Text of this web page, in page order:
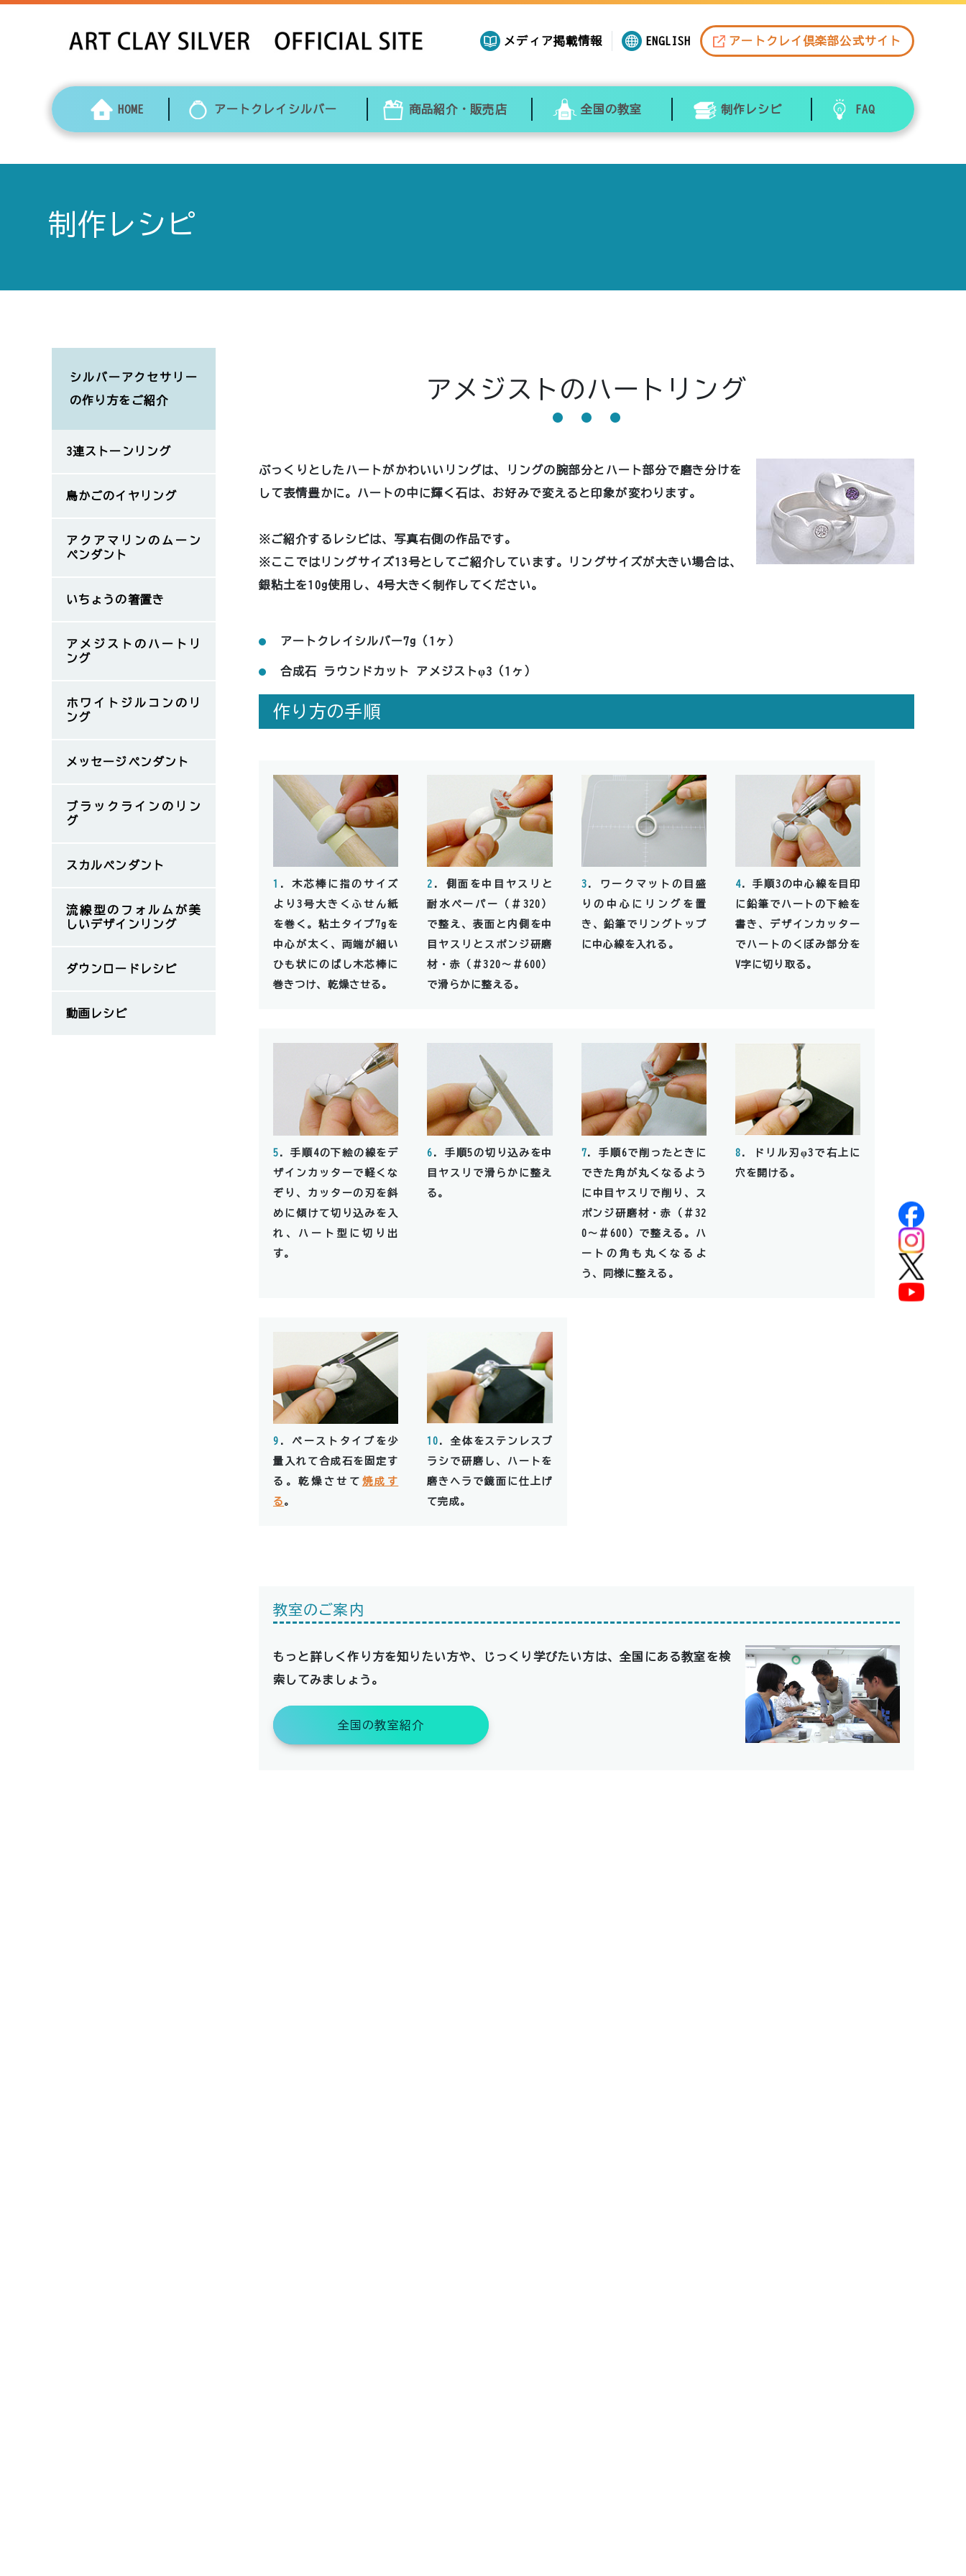
メディア掲載情報 ENGLISH アートクレイ倶楽部公式サイト
HOME アートクレイシルバー 商品紹介・販売店 全国の教室 制作レシピ FAQ
制作レシピ
アメジストのハートリング
ぷっくりとしたハートがかわいいリングは、リングの腕部分とハート部分で磨き分けを
して表情豊かに。ハートの中に輝く石は、お好みで変えると印象が変わります。
※ご紹介するレシピは、写真右側の作品です。
※ここではリングサイズ13号としてご紹介しています。リングサイズが大きい場合は、
銀粘土を10g使用し、4号大きく制作してください。
アートクレイシルバー7g（1ヶ）
合成石 ラウンドカット アメジストφ3（1ヶ）
作り方の手順
1 ．木芯棒に指のサイズ
より3号大きくふせん紙
を巻く。粘土タイプ7gを
中心が太く、両端が細い
ひも状にのばし木芯棒に
巻きつけ、乾燥させる。
2 ．側面を中目ヤスリと
耐水ペーパー（＃320）
で整え、表面と内側を中
目ヤスリとスポンジ研磨
材・赤（＃320～＃600）
で滑らかに整える。
3 ．ワークマットの目盛
りの中心にリングを置
き、鉛筆でリングトップ
に中心線を入れる。
4．手順3の中心線を目印
に鉛筆でハートの下絵を
書き、デザインカッター
でハートのくぼみ部分を
V字に切り取る。
5 ．手順4の下絵の線をデ
ザインカッターで軽くな
ぞり、カッターの刃を斜
めに傾けて切り込みを入
れ、ハート型に切り出
す。
6 ．手順5の切り込みを中
目ヤスリで滑らかに整え
る。
7．手順6で削ったときに
できた角が丸くなるよう
に中目ヤスリで削り、ス
ポンジ研磨材・赤（＃32
0～＃600）で整える。ハ
ートの角も丸くなるよ
う、同様に整える。
8 ．ドリル刃φ3で右上に
穴を開ける。
9 ．ペーストタイプを少
量入れて合成石を固定す
る。乾燥させて 焼成す
る 。
10 ．全体をステンレスブ
ラシで研磨し、ハートを
磨きヘラで鏡面に仕上げ
て完成。
教室のご案内
もっと詳しく作り方を知りたい方や、じっくり学びたい方は、全国にある教室を検
索してみましょう。
全国の教室紹介
シルバーアクセサリー
の作り方をご紹介
3連ストーンリング
鳥かごのイヤリング
アクアマリンのムーン
ペンダント
いちょうの箸置き
アメジストのハートリ
ング
ホワイトジルコンのリ
ング
メッセージペンダント
ブラックラインのリン
グ
スカルペンダント
流線型のフォルムが美
しいデザインリング
ダウンロードレシピ
動画レシピ